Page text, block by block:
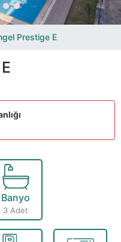
Prestige E
Banyo
3 Adet